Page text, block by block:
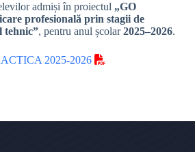
admiși în proiectul „GO
profesională prin stagii de
tehnic”, pentru anul școlar2025–2026.
2025-2026